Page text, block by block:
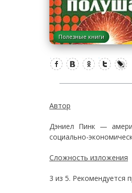
Полезные книги
Автор
Дэниел Пинк —
социально-
Сложность изложения
3 из 5. Рекомендуется